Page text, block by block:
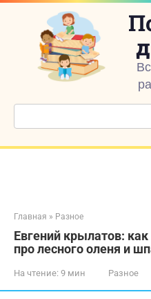
Перейти
контенту
Поиск:
Главная » Разное
Евгений крылатов:
про лесного оленя и
На чтение: 9 мин Разное